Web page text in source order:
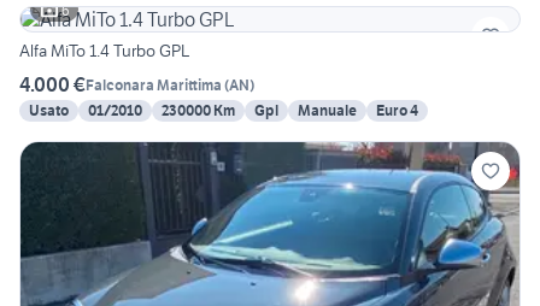
6
Alfa MiTo 1.4 Turbo GPL
4.000 €Falconara Marittima (AN)
Usato
01/2010 230000 Km Gpl Manuale Euro 4